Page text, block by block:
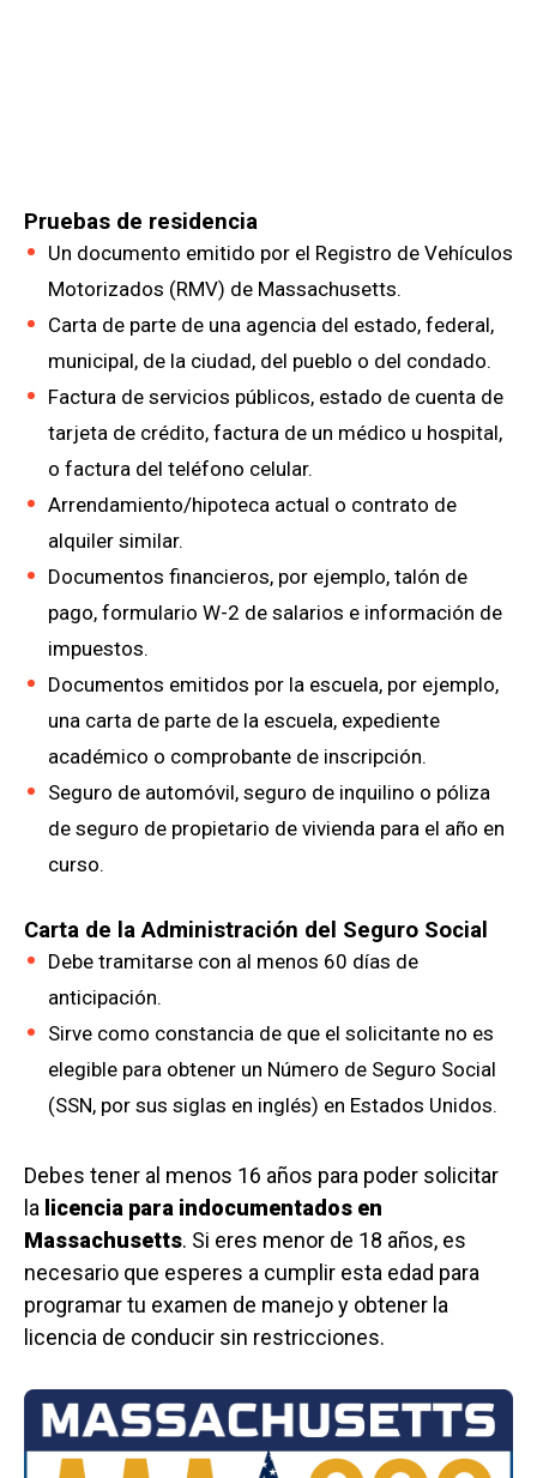
Pruebas de residencia
Un documento emitido por el Registro de Vehículos
Motorizados (RMV) de Massachusetts.
Carta de parte de una agencia del estado, federal,
municipal, de la ciudad, del pueblo o del condado.
Factura de servicios públicos, estado de cuenta de
tarjeta de crédito, factura de un médico u hospital,
o factura del teléfono celular.
Arrendamiento/hipoteca actual o contrato de
alquiler similar.
Documentos financieros, por ejemplo, talón de
pago, formulario W-2 de salarios e información de
impuestos.
Documentos emitidos por la escuela, por ejemplo,
una carta de parte de la escuela, expediente
académico o comprobante de inscripción.
Seguro de automóvil, seguro de inquilino o póliza
de seguro de propietario de vivienda para el año en
curso.
Carta de la Administración del Seguro Social
Debe tramitarse con al menos 60 días de
anticipación.
Sirve como constancia de que el solicitante no es
elegible para obtener un Número de Seguro Social
(SSN, por sus siglas en inglés) en Estados Unidos.
Debes tener al menos 16 años para poder solicitar
la licencia para indocumentados en
Massachusetts. Si eres menor de 18 años, es
necesario que esperes a cumplir esta edad para
programar tu examen de manejo y obtener la
licencia de conducir sin restricciones.